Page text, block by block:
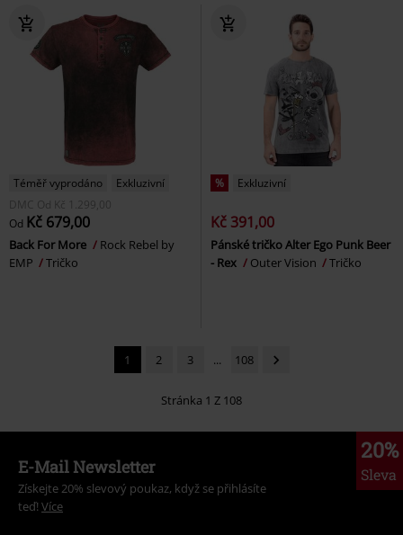
Téměř vyprodáno
Exkluzivní
DMC Od Kč 1.299,00
Od Kč 679,00
Back For More
Rock Rebel by
EMP
Tričko
% Exkluzivní
Kč 391,00
Pánské tričko Alter Ego Punk Beer
- Rex
Outer Vision Tričko
1 2 3 ... 108
Stránka 1 Z 108
20%
Sleva
E-Mail Newsletter
Získejte 20% slevový poukaz, když se přihlásíte
teď! Více